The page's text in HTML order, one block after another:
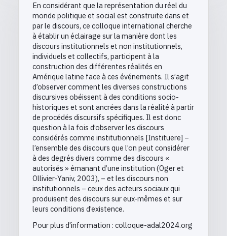
En considérant que la représentation du réel du
monde politique et social est construite dans et
par le discours, ce colloque international cherche
à établir un éclairage sur la manière dont les
discours institutionnels et non institutionnels,
individuels et collectifs, participent à la
construction des différentes réalités en
Amérique latine face à ces événements. Il s’agit
d’observer comment les diverses constructions
discursives obéissent à des conditions socio-
historiques et sont ancrées dans la réalité à partir
de procédés discursifs spécifiques. Il est donc
question à la fois d’observer les discours
considérés comme institutionnels [Instituere] –
l’ensemble des discours que l’on peut considérer
à des degrés divers comme des discours «
autorisés » émanant d’une institution (Oger et
Ollivier-Yaniv, 2003), – et les discours non
institutionnels – ceux des acteurs sociaux qui
produisent des discours sur eux-mêmes et sur
leurs conditions d’existence.
Pour plus d'information : colloque-adal2024.org